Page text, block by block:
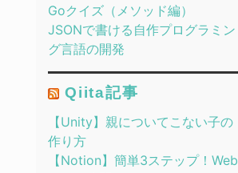
Goクイズ（メソッド編）
JSONで書ける自作プログラミン
グ言語の開発
Qiita記事
【Unity】親についてこない子の
作り方
【Notion】簡単3ステップ！Web